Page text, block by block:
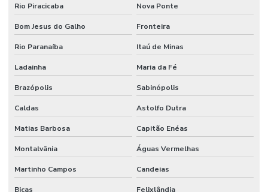
Revestimento Epóxi Para Piso
Revestimento Industrial
Revestimento Para Indústria Alimentícia Sp
Revestimento Para Piso Industrial
Revestimento Piso Industrial
Revestimento Químico Para Indústria De Bebidas
Revestimento Uretano Alta Resistência São Paulo
Rio Piracicaba Nova Ponte
Bom Jesus do Galho Fronteira
Rio Paranaíba Itaú de Minas
Ladainha Maria da Fé
Brazópolis Sabinópolis
Caldas Astolfo Dutra
Matias Barbosa Capitão Enéas
Montalvânia Águas Vermelhas
Martinho Campos Candeias
Bicas Felixlândia